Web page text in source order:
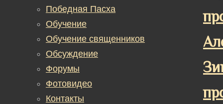
Победная Пасха
Обучение
Обучение священников
Обсуждение
Форумы
Фотовидео
Контакты